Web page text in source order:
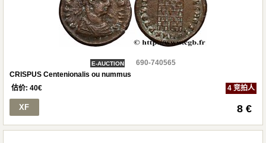
E-AUCTION
690-740565
CRISPUS Centenionalis ou nummus
估价: 40€ 4 竞拍人
XF 8 €